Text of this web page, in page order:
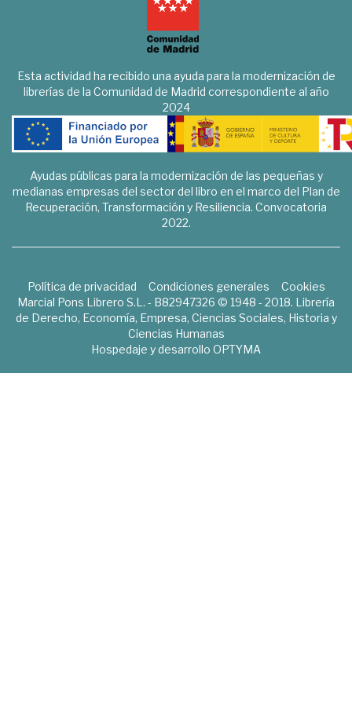
Esta actividad ha recibido una ayuda para la modernización de
librerías de la Comunidad de Madrid correspondiente al año
2024
Ayudas públicas para la modernización de las pequeñas y
medianas empresas del sector del libro en el marco del Plan de
Recuperación, Transformación y Resiliencia. Convocatoria
2022.
Política de privacidad Condiciones generales
Cookies
Marcial Pons Librero S.L. - B82947326 © 1948 - 2018. Librería
de Derecho, Economía, Empresa, Ciencias Sociales, Historia y
Ciencias Humanas
Hospedaje y desarrollo OPTYMA